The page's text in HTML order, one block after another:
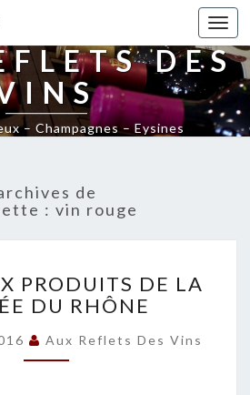
DES
– Champagnes – Eysines
de
: vin rouge
O
U
E
A
PRODUITS DE LA
DU RHÔNE
Aux Reflets Des Vins